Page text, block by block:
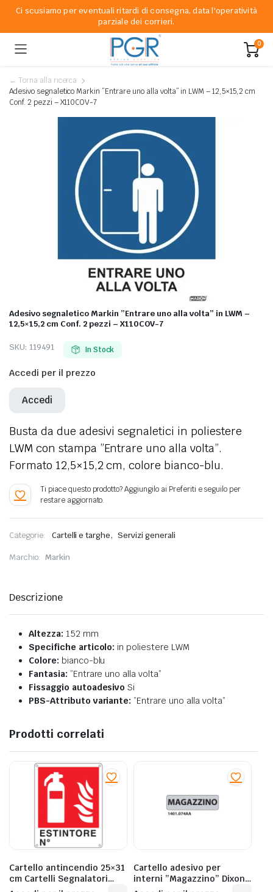
Ci scusiamo per eventuali ritardi di consegna, data l'operatività
parziale dei corrieri.
0
← Torna alla ricerca
Adesivo segnaletico Markin ”Entrare uno alla volta” in LWM – 12,5×15,2 cm
Conf. 2 pezzi – X110COV-7
Adesivo segnaletico Markin ”Entrare uno alla volta” in LWM –
12,5×15,2 cm Conf. 2 pezzi – X110COV-7
SKU: 119491 In Stock
Accedi per il prezzo
Accedi
Busta da due adesivi segnaletici in poliestere
LWM con stampa ”Entrare uno alla volta”.
Formato 12,5×15,2 cm, colore bianco-blu.
Categorie: Cartelli e targhe, Servizi generali
Marchio: Markin
Descrizione
Altezza: 152 mm
Specifiche articolo: in poliestere LWM
Colore: bianco-blu
Fantasia: ”Entrare uno alla volta”
Fissaggio autoadesivo Si
PBS-Attributo variante: ”Entrare uno alla volta”
Prodotti correlati
Cartello antincendio 25×31
cm Cartelli Segnalatori
”Estintore Nø” E20150X
Cartello adesivo per
interni ”Magazzino” Dixon
Industries 17×4,5 cm Conf.